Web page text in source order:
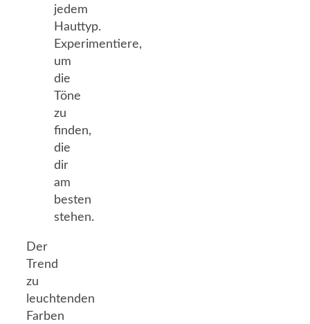
jedem
Hauttyp.
Experimentiere,
um
die
Töne
zu
finden,
die
dir
am
besten
stehen.
Der
Trend
zu
leuchtenden
Farben